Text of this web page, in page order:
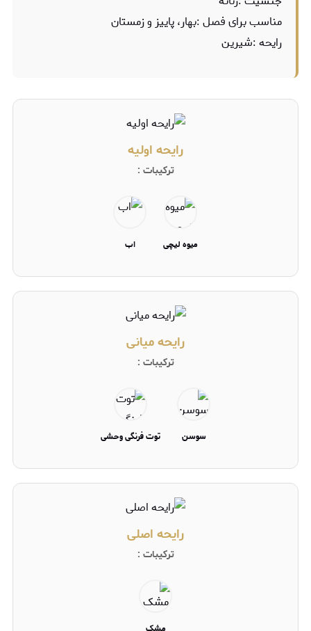
مناسب برای فصل :بهار، پاییز و زمستان
رایحه :شیرین
رایحه اولیه
ترکیبات :
میوه لیچی اب
رایحه میانی
ترکیبات :
سوسن توت فرنگی وحشی
رایحه اصلی
ترکیبات :